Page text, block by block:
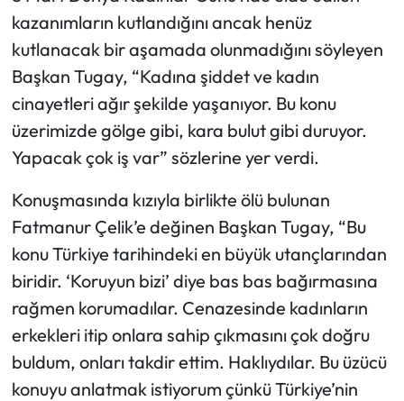
kazanımların kutlandığını ancak henüz
kutlanacak bir aşamada olunmadığını söyleyen
Başkan Tugay, “Kadına şiddet ve kadın
cinayetleri ağır şekilde yaşanıyor. Bu konu
üzerimizde gölge gibi, kara bulut gibi duruyor.
Yapacak çok iş var” sözlerine yer verdi.
Konuşmasında kızıyla birlikte ölü bulunan
Fatmanur Çelik’e değinen Başkan Tugay, “Bu
konu Türkiye tarihindeki en büyük utançlarından
biridir. ‘Koruyun bizi’ diye bas bas bağırmasına
rağmen korumadılar. Cenazesinde kadınların
erkekleri itip onlara sahip çıkmasını çok doğru
buldum, onları takdir ettim. Haklıydılar. Bu üzücü
konuyu anlatmak istiyorum çünkü Türkiye’nin